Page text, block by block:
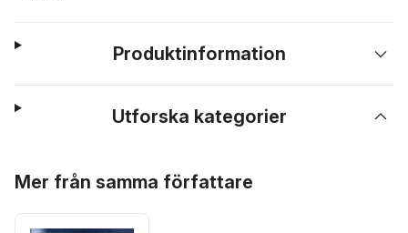
Produktinformation
Utforska kategorier
Mer från samma författare